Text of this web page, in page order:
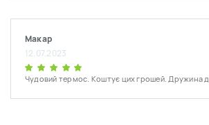
Макар
12.07.2023
Чудовий термос. Коштує цих грошей. Дружина